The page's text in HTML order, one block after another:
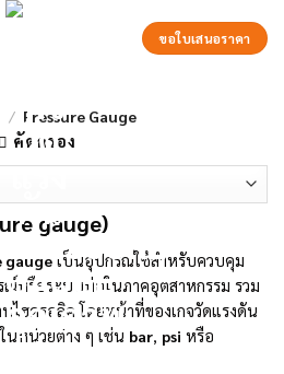
ขอใบเสนอราคา
/ Pressure Gauge
คัดกรอง
gauge)
gauge เป็นอุปกรณ์ใช้สำหรับควบคุม
หรือระบบท่อในภาคอุตสาหกรรม รวม
ไฮดรอลิค โดยหน้าที่ของเกจวัดแรงดัน
นหน่วยต่าง ๆ เช่น bar, psi หรือ